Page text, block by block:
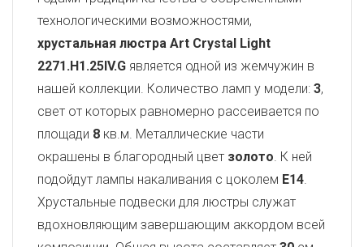
технологическими возможностями,
хрустальная люстра Art Crystal Light
2271.H1.25IV.G является одной из жемчужин в
нашей коллекции. Количество ламп у модели: 3,
свет от которых равномерно рассеивается по
площади 8 кв.м. Металлические части
окрашены в благородный цвет золото. К ней
подойдут лампы накаливания с цоколем E14.
Хрустальные подвески для люстры служат
вдохновляющим завершающим аккордом всей